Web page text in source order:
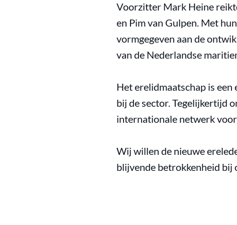
Voorzitter Mark Heine
en Pim van Gulpen. Met
vormgegeven aan de
van de Nederlandse
Het erelidmaatschap is
bij de sector. Tegelijkertijd
internationale netwerk
Wij willen de nieuwe
blijvende betrokkenheid bij